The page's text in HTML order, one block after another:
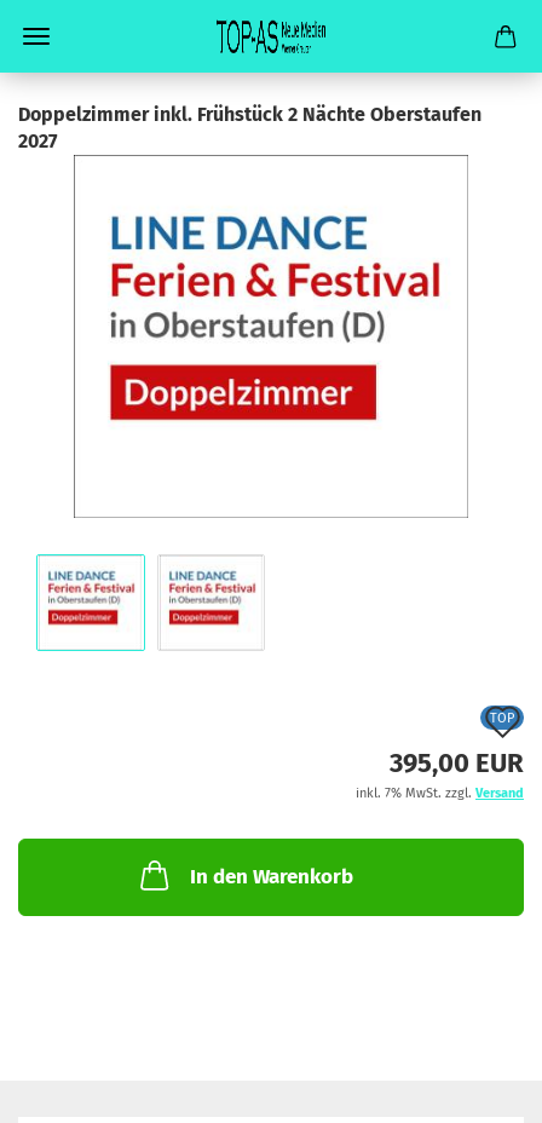
Dop­pel­zim­mer inkl. Früh­stück 2 Näch­te Ober­stau­fen
2027
TOP
395,00 EUR
inkl. 7% MwSt. zzgl. Versand
In den Warenkorb